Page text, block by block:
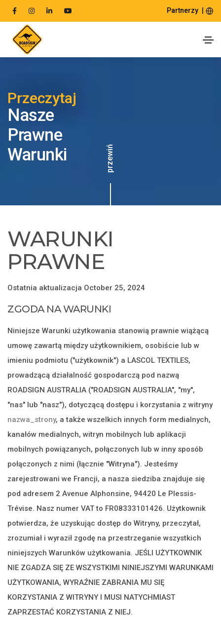
Partnerzy |
Przeczytaj
Nasze
Prawne
Warunki
przewiń
WARUNKI
PRAWNE
Ostatnia aktualizacja October 25, 2024
ZGODA NA WARUNKI
Niniejsze Warunki użytkowania stanowią prawnie wiążącą
umowę zawartą między użytkownikiem, osobiście lub w
imieniu podmiotu ("użytkownik") a LASCOL TEXTILES,
prowadzącą działalność gospodarczą pod nazwą
ROADSIGN AUSTRALIA ("ROADSIGN AUSTRALIA", "my",
"nas" lub "nasz"), dotyczącą dostępu i korzystania z witryny
nazwa_strony, a także wszelkich innych form medialnych,
kanałów medialnych, witryn mobilnych lub aplikacji
mobilnych powiązanych, połączonych lub w inny sposób
połączonych z nimi (łącznie "Witryna"). Jesteśmy
zarejestrowani we Francji, a nasza siedziba znajduje się
pod adresem 2 Avenue Alphonsine, 94420 Le Plessis-
Trévise. Nasz numer VAT to FR08333101426. Użytkownik
potwierdza, że uzyskując dostęp do Witryny, przeczytał,
zrozumiał i wyraził zgodę na przestrzeganie wszystkich
niniejszych Warunków użytkowania. JEŚLI UŻYTKOWNIK
NIE ZGADZA SIĘ ZE WSZYSTKIMI NINIEJSZYMI WARUNKAMI
UŻYTKOWANIA, WYRAŹNIE ZABRANIA MU SIĘ
KORZYSTANIA Z WITRYNY I MUSI NATYCHMIAST
ZAPRZESTAĆ KORZYSTANIA Z NIEJ.